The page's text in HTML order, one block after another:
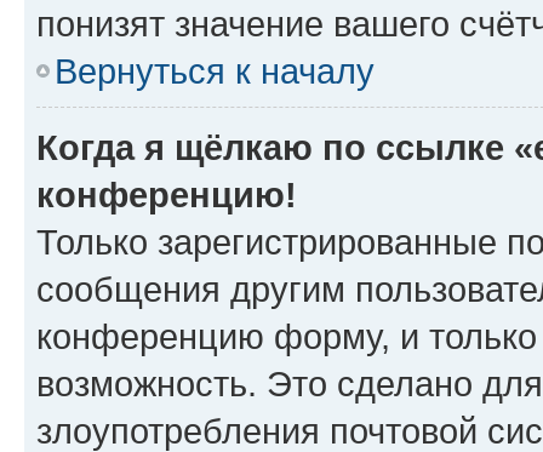
понизят значение вашего
Вернуться к началу
Когда я щёлкаю по ссылке
конференцию!
Только зарегистрированные
сообщения другим
конференцию форму, и
возможность. Это сделано
злоупотребления почтовой